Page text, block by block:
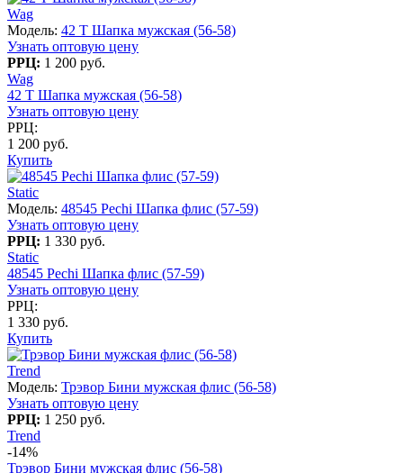
Wag
Модель: 42 T Шапка мужская (56-58)
Узнать оптовую цену
РРЦ: 1 200 руб.
Wag
42 T Шапка мужская (56-58)
Узнать оптовую цену
РРЦ:
1 200 руб.
Купить
Static
Модель: 48545 Pechi Шапка флис (57-59)
Узнать оптовую цену
РРЦ: 1 330 руб.
Static
48545 Pechi Шапка флис (57-59)
Узнать оптовую цену
РРЦ:
1 330 руб.
Купить
Trend
Модель: Трэвор Бини мужская флис (56-58)
Узнать оптовую цену
РРЦ: 1 250 руб.
Trend
-14%
Трэвор Бини мужская флис (56-58)